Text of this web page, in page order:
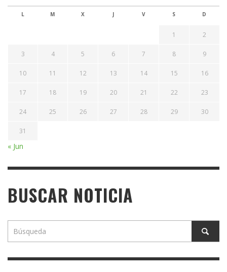
L M X J V S D
1 2
3 4 5 6 7 8 9
10 11 12 13 14 15 16
17 18 19 20 21 22 23
24 25 26 27 28 29 30
31
« Jun
BUSCAR NOTICIA